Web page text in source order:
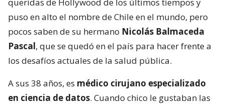
puso en alto el nombre de Chile en el mundo, pero
pocos saben de su hermano Nicolás Balmaceda
Pascal, que se quedó en el país para hacer frente a
los desafíos actuales de la salud pública.
A sus 38 años, es médico cirujano especializado
en ciencia de datos. Cuando chico le gustaban las